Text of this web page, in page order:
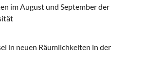
im August und September der
in neuen Räumlichkeiten in der